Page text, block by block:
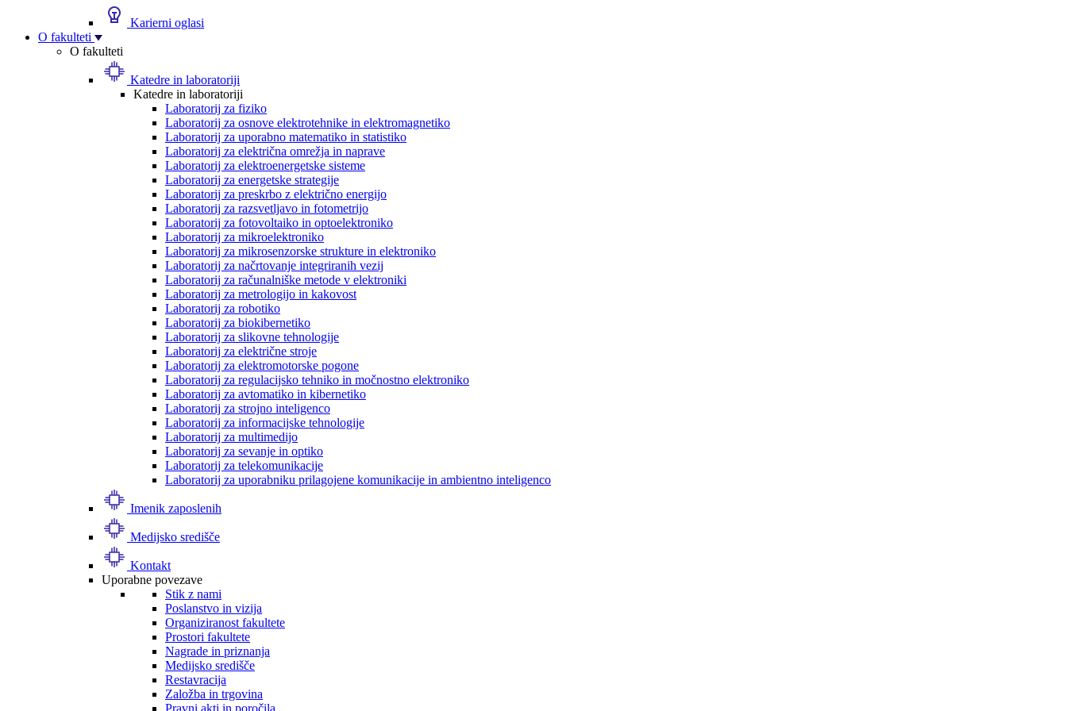
Karierni oglasi
O fakulteti
O fakulteti
Katedre in laboratoriji
Katedre in laboratoriji
Laboratorij za fiziko
Laboratorij za osnove elektrotehnike in elektromagnetiko
Laboratorij za uporabno matematiko in statistiko
Laboratorij za električna omrežja in naprave
Laboratorij za elektroenergetske sisteme
Laboratorij za energetske strategije
Laboratorij za preskrbo z električno energijo
Laboratorij za razsvetljavo in fotometrijo
Laboratorij za fotovoltaiko in optoelektroniko
Laboratorij za mikroelektroniko
Laboratorij za mikrosenzorske strukture in elektroniko
Laboratorij za načrtovanje integriranih vezij
Laboratorij za računalniške metode v elektroniki
Laboratorij za metrologijo in kakovost
Laboratorij za robotiko
Laboratorij za biokibernetiko
Laboratorij za slikovne tehnologije
Laboratorij za električne stroje
Laboratorij za elektromotorske pogone
Laboratorij za regulacijsko tehniko in močnostno elektroniko
Laboratorij za avtomatiko in kibernetiko
Laboratorij za strojno inteligenco
Laboratorij za informacijske tehnologije
Laboratorij za multimedijo
Laboratorij za sevanje in optiko
Laboratorij za telekomunikacije
Laboratorij za uporabniku prilagojene komunikacije in ambientno inteligenco
Imenik zaposlenih
Medijsko središče
Kontakt
Uporabne povezave
Stik z nami
Poslanstvo in vizija
Organiziranost fakultete
Prostori fakultete
Nagrade in priznanja
Medijsko središče
Restavracija
Založba in trgovina
Pravni akti in poročila